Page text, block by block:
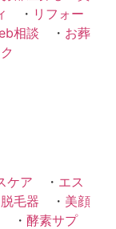
・ リフォー
相談 ・ お葬
ケア ・ エス
毛器 ・ 美顔
・ 酵素サプ